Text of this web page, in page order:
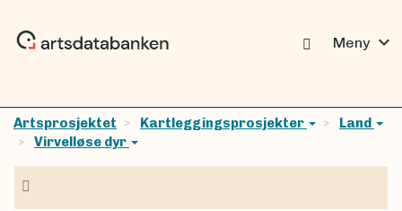
Meny expand_more
Artsprosjektet Kartleggingsprosjekter
Land
Virvelløse dyr